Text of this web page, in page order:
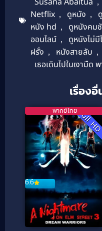
Netflix , ดูหนัง ,
หนัง hd , ดูหนังคม
ออนไลน์ , ดูหนังไม่
ฝรั่ง , หนังสายลับ ,
เธอเดินไปในเงามืด
เรื่อง
Full
6.6
พากย์ไทย